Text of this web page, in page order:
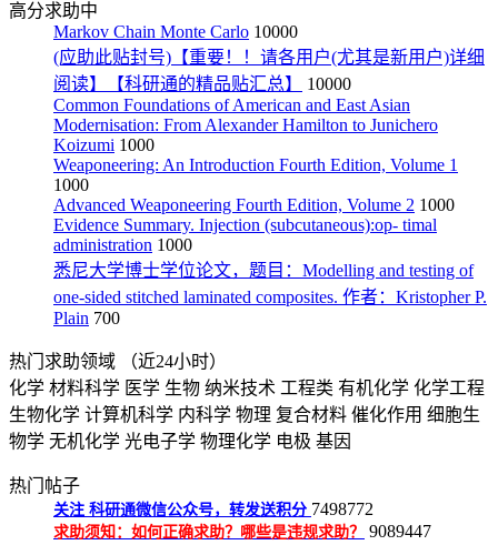
高分求助中
Markov Chain Monte Carlo 10000
(应助此贴封号)【重要！！请各用户(尤其是新用户)详细
阅读】【科研通的精品贴汇总】
10000
Common Foundations of American and East Asian
Modernisation: From Alexander Hamilton to Junichero
Koizumi 1000
Weaponeering: An Introduction Fourth Edition, Volume 1
1000
Advanced Weaponeering Fourth Edition, Volume 2 1000
Evidence Summary. Injection (subcutaneous):op- timal
administration 1000
悉尼大学博士学位论文，题目：Modelling and testing of
one-sided stitched laminated composites. 作者：Kristopher P.
Plain 700
热门求助领域
（近24小时）
化学 材料科学 医学 生物 纳米技术 工程类 有机化学 化学工程
生物化学 计算机科学 内科学 物理 复合材料 催化作用 细胞生
物学 无机化学 光电子学 物理化学 电极 基因
热门帖子
关注 科研通微信公众号，转发送积分 7498772
求助须知：如何正确求助？哪些是违规求助？ 9089447